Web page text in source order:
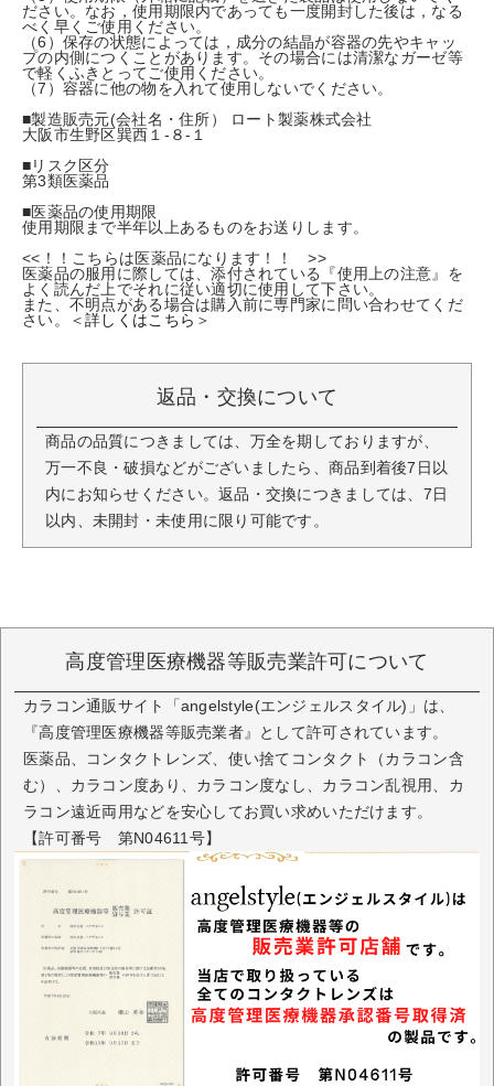
ださい。なお，使用期限内であっても一度開封した後は，なる
べく早くご使用ください。
（6）保存の状態によっては，成分の結晶が容器の先やキャッ
プの内側につくことがあります。その場合には清潔なガーゼ等
で軽くふきとってご使用ください。
（7）容器に他の物を入れて使用しないでください。
■製造販売元(会社名・住所） ロート製薬株式会社
大阪市生野区巽西１-８-１
■リスク区分
第3類医薬品
■医薬品の使用期限
使用期限まで半年以上あるものをお送りします。
<<！！こちらは医薬品になります！！ >>
医薬品の服用に際しては、添付されている『使用上の注意』を
よく読んだ上でそれに従い適切に使用して下さい。
また、不明点がある場合は購入前に専門家に問い合わせてくだ
さい。＜詳しくはこちら ＞
返品・交換について
商品の品質につきましては、万全を期しておりますが、
万一不良・破損などがございましたら、商品到着後7日以
内にお知らせください。返品・交換につきましては、7日
以内、未開封・未使用に限り可能です。
高度管理医療機器等販売業許可について
カラコン通販サイト「angelstyle(エンジェルスタイル)」は、
『高度管理医療機器等販売業者』として許可されています。
医薬品、コンタクトレンズ、使い捨てコンタクト（カラコン含
む）、カラコン度あり、カラコン度なし、カラコン乱視用、カ
ラコン遠近両用などを安心してお買い求めいただけます。
【許可番号 第N04611号】